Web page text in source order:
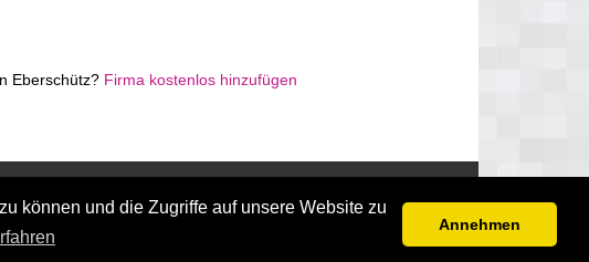
können und die Zugriffe auf unsere Website zu
Annehmen
Eberschütz? Firma kostenlos hinzufügen